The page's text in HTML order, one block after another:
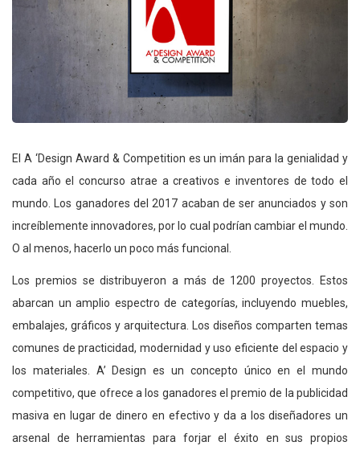
El A ‘Design Award & Competition es un imán para la genialidad y
cada año el concurso atrae a creativos e inventores de todo el
mundo. Los ganadores del 2017 acaban de ser anunciados y son
increíblemente innovadores, por lo cual podrían cambiar el mundo.
O al menos, hacerlo un poco más funcional.
Los premios se distribuyeron a más de 1200 proyectos. Estos
abarcan un amplio espectro de categorías, incluyendo muebles,
embalajes, gráficos y arquitectura. Los diseños comparten temas
comunes de practicidad, modernidad y uso eficiente del espacio y
los materiales. A’ Design es un concepto único en el mundo
competitivo, que ofrece a los ganadores el premio de la publicidad
masiva en lugar de dinero en efectivo y da a los diseñadores un
arsenal de herramientas para forjar el éxito en sus propios